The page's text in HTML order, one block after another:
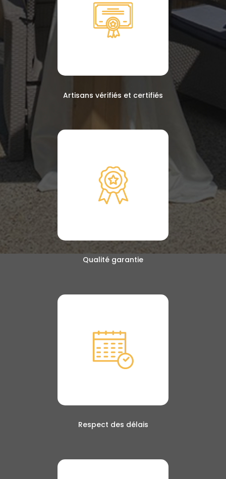
Artisans vérifiés et certifiés
Qualité garantie
Respect des délais